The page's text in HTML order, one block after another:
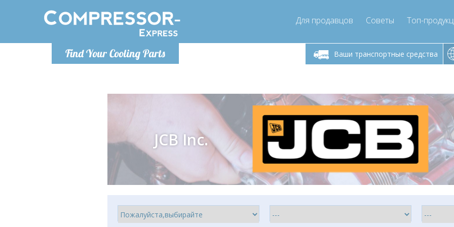
Find Your Cooling Parts
Для продавцов Советы Топ-
Ваши транспортные средства
Понедельник-пятница 9:00Понедельник-пятница 9:00
- 17
info@compressor-express.ru
JCB Inc.